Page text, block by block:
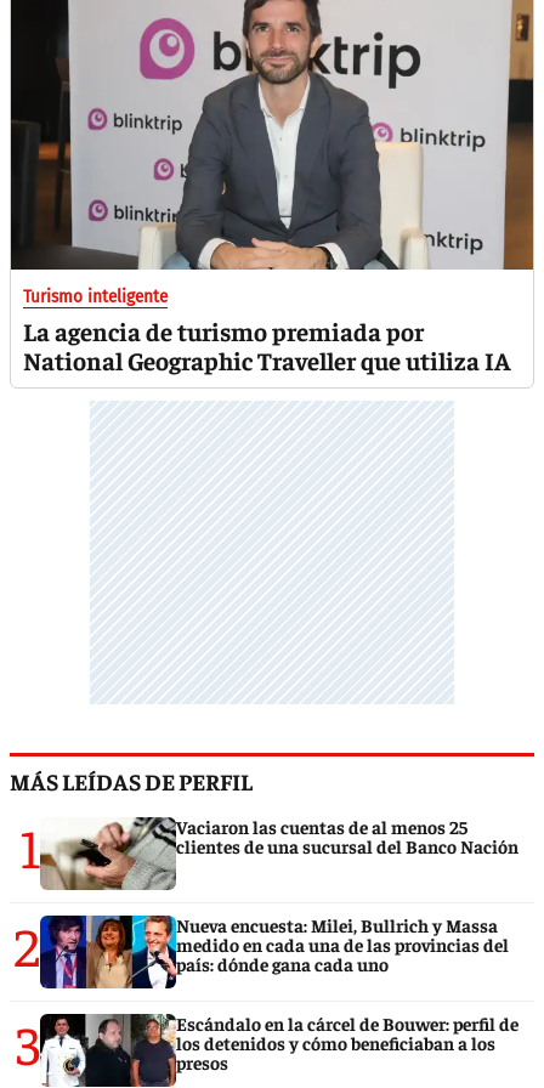
Turismo inteligente
La agencia de turismo premiada por
National Geographic Traveller que utiliza IA
MÁS LEÍDAS DE PERFIL
1
Vaciaron las cuentas de al menos 25
clientes de una sucursal del Banco Nación
2
Nueva encuesta: Milei, Bullrich y Massa
medido en cada una de las provincias del
país: dónde gana cada uno
3
Escándalo en la cárcel de Bouwer: perfil de
los detenidos y cómo beneficiaban a los
presos